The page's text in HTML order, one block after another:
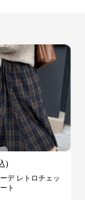
)
デ レトロチェッ
ト